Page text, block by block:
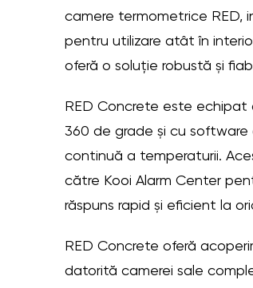
camere termometrice RED,
pentru utilizare atât în
oferă o soluție robustă și
RED Concrete este echipat
360 de grade și cu
continuă a temperaturii.
către Kooi Alarm Center
răspuns rapid și eficient la
RED Concrete oferă
datorită camerei sale